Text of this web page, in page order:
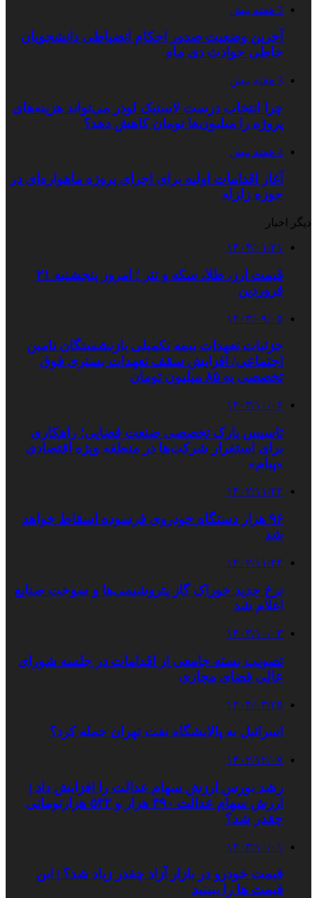
3 هفته پیش
آخرین وضعیت صدور احکام انضباطی دانشجویان
خاطی حوادث دی ماه
3 هفته پیش
چرا انتخاب درست لاستیک لودر می‌تواند هزینه‌های
پروژه را میلیون‌ها تومان کاهش دهد؟
4 هفته پیش
آغاز اقدامات اولیه برای اجرای پروژه ماهواره‌ای در
حوزه زلزله
دیگر اخبار
۱۴۰۴/۰۱/۲۱
قیمت ارز، طلا، سکه و تتر ؛ امروز پنجشنبه ۲۱
فروردین
۱۴۰۳/۰۹/۰۵
جزئیات تعهدات بیمه‌ تکمیلی بازنشستگان تامین
اجتماعی/ افزایش سقف تعهدات بستری فوق
تخصصی به ۸۵ میلیون تومان
۱۴۰۳/۱۰/۰۶
تاسیس پارک تخصصی صنعت فضایی؛ راهکاری
برای استقرار شرکت‌ها در منطقه ویژه اقتصادی
«پیام»
۱۴۰۲/۱۱/۲۲
۹۶ هزار دستگاه خودروی فرسوده اسقاط خواهد
شد
۱۴۰۲/۱۱/۲۴
نرخ جدید خوراک گاز پتروشیمی‌ها و سوخت صنایع
اعلام شد
۱۴۰۳/۱۰/۰۳
تصویب بسته جامعی از اقدامات در جلسه شورای
عالی فضای مجازی
۱۴۰۴/۰۳/۲۵
اسرائیل به پالایشگاه نفت تهران حمله کرد؟
۱۴۰۲/۱۲/۰۷
رشد بورس ارزش سهام عدالت را افزایش داد |
ارزش سهام عدالت ۴۹۰ هزار و ۵۳۲ هزارتومانی
چقدر شد؟
۱۴۰۳/۱۰/۰۱
قیمت خودرو در بازار آزاد چقدر زیاد شد؟ | این
قیمت‌ ها را ببینید